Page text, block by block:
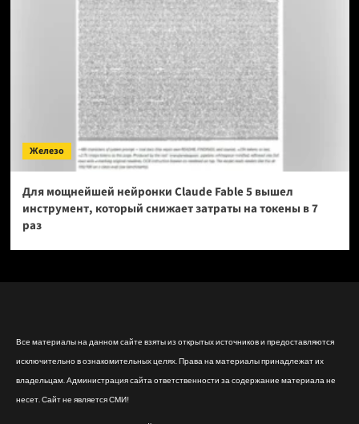
Железо
Для мощнейшей нейронки Claude Fable 5 вышел
инструмент, который снижает затраты на токены в 7
раз
Все материалы на данном сайте взяты из открытых источников и предоставляются
исключительно в ознакомительных целях. Права на материалы принадлежат их
владельцам. Администрация сайта ответственности за содержание материала не
несет. Сайт не является СМИ!